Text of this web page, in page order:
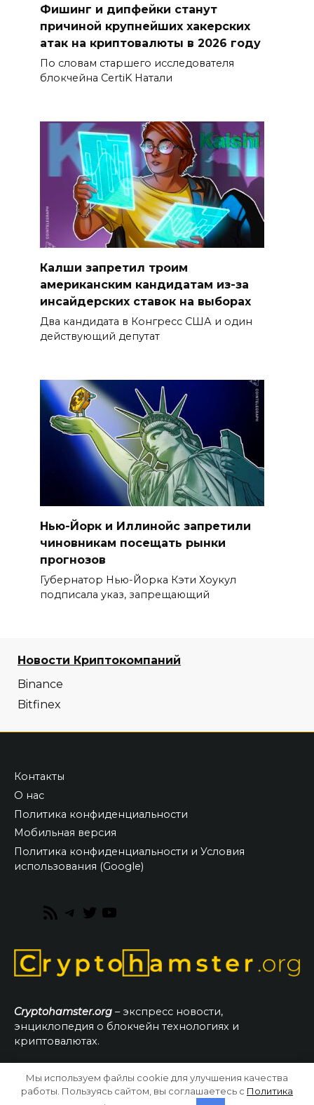
Фишинг и дипфейки станут
причиной крупнейших хакерских
атак на криптовалюты в 2026 году
По словам старшего исследователя
блокчейна CertiK Натали
Калши запретил троим
американским кандидатам из-за
инсайдерских ставок на выборах
Два кандидата в Конгресс США и один
действующий депутат
Нью-Йорк и Иллинойс запретили
чиновникам посещать рынки
прогнозов
Губернатор Нью-Йорка Кэти Хоукул
подписала указ, запрещающий
Новости Криптокомпаний
Binance
Bitfinex
Контакты
О нас
Политика конфиденциальности
Мобильная версия
Политика конфиденциальности и Условия
использования (Google)
RSS
Telegram
Twitter
Cryptohamster.org – экспресс новости,
энциклопедия о блокчейн технологиях и
криптовалютах.
© 2026 CryptoHamster.org
Мы используем файлы cookie для улучшения качества
работы. Пользуясь сайтом, вы соглашаетесь с Политика